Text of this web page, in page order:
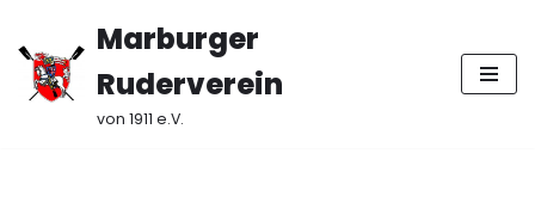
Zum
Inhalt
Marburger
Ruderverein
von 1911 e.V.